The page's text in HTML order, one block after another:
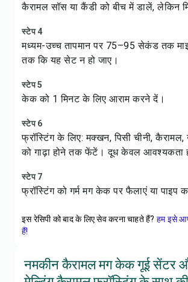
कैरामल सॉस या कैंडी को बीच में डालें, लेकिन
स्टेप 4
मध्यम-उच्च तापमान पर 75–95 सेकंड तक
तक कि यह सेट न हो जाए।
स्टेप 5
केक को 1 मिनट के लिए आराम करने दें।
स्टेप 6
फ्रॉस्टिंग के लिए: मक्खन, पिसी चीनी,
को गाढ़ा होने तक फेंटें। दूध केवल आवश्यकता
स्टेप 7
फ्रॉस्टिंग को गर्म मग केक पर फैलाएं या पाइप
इस रेसिपी को बाद के लिए सेव करना चाहते हैं? हम इसे
हैं!
नमकीन कैरामल मग केक गूई सेंटर